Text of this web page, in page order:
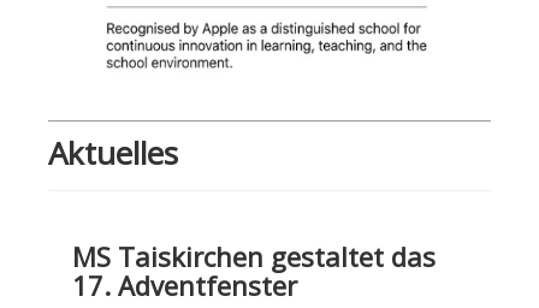
Aktuelles
MS Taiskirchen gestaltet das
17. Adventfenster